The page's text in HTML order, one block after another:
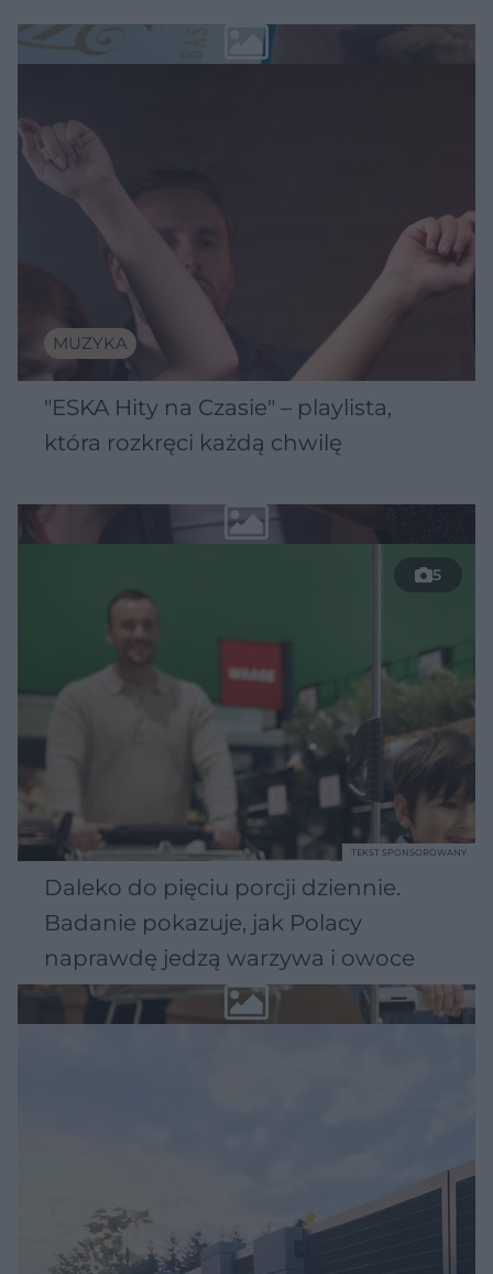
MUZYKA
"ESKA Hity na Czasie" – playlista,
która rozkręci każdą chwilę
5
Daleko do pięciu porcji dziennie.
Badanie pokazuje, jak Polacy
naprawdę jedzą warzywa i owoce
TEKST SPONSOROWANY